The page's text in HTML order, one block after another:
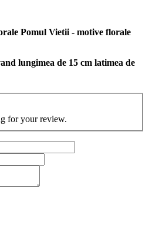
Pomul Vietii - motive florale
lungimea de 15 cm latimea de
for your review.